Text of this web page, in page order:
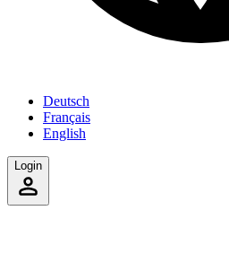
Deutsch
Français
English
Login